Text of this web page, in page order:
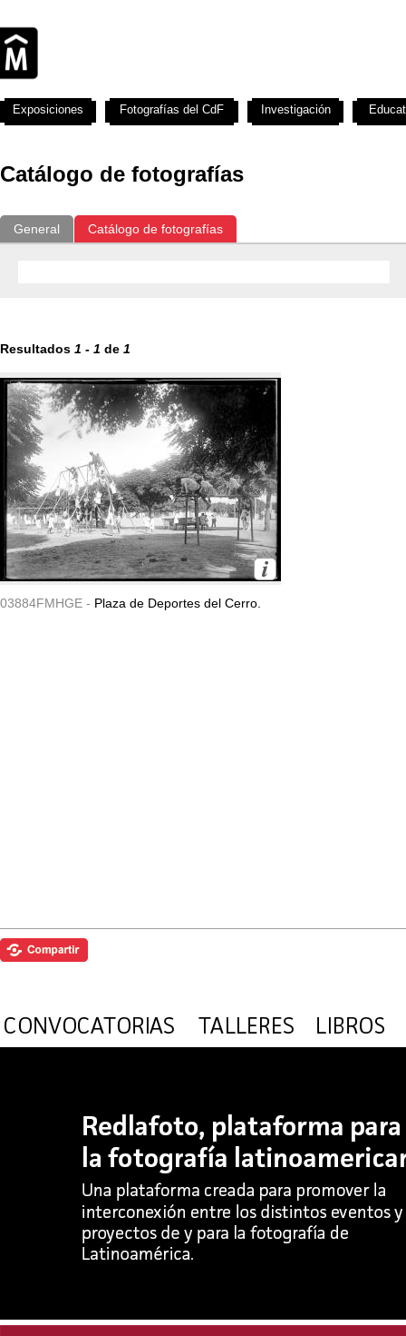
Catálogo de fotografías
General Catálogo de fotografías
Resultados 1 - 1 de 1
03884FMHGE - Plaza de Deportes del Cerro.
Exposiciones Fotografías del CdF Investigación